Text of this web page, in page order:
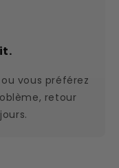
vous préférez
retour